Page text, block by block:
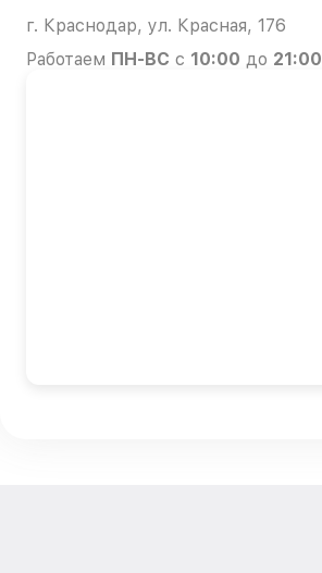
г. Краснодар, ул. Красная, 176
Работаем ПН-ВС с 10:00 до 21:00